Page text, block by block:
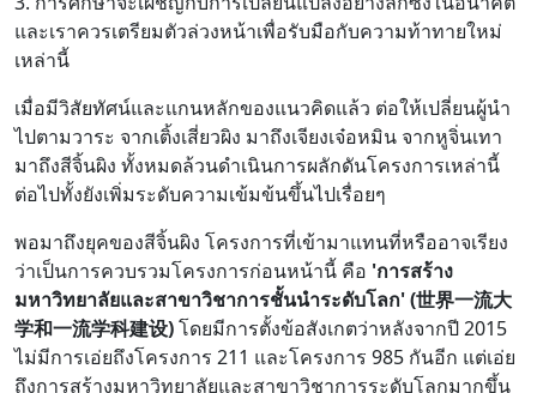
และเราควรเตรียมตัวล่วงหน้าเพื่อรับมือกับความท้าทายใหม่
เหล่านี้
เมื่อมีวิสัยทัศน์และแกนหลักของแนวคิดแล้ว ต่อให้เปลี่ยนผู้นำ
ไปตามวาระ จากเติ้งเสี่ยวผิง มาถึงเจียงเจ๋อหมิน จากหูจิ่นเทา
มาถึงสีจิ้นผิง ทั้งหมดล้วนดำเนินการผลักดันโครงการเหล่านี้
ต่อไปทั้งยังเพิ่มระดับความเข้มข้นขึ้นไปเรื่อยๆ
พอมาถึงยุคของสีจิ้นผิง โครงการที่เข้ามาแทนที่หรืออาจเรียง
ว่าเป็นการควบรวมโครงการก่อนหน้านี้ คือ 'การสร้าง
มหาวิทยาลัยและสาขาวิชาการชั้นนำระดับโลก' (世界一流大
学和一流学科建设)โดยมีการตั้งข้อสังเกตว่าหลังจากปี 2015
ไม่มีการเอ่ยถึงโครงการ 211 และโครงการ 985 กันอีก แต่เอ่ย
ถึงการสร้างมหาวิทยาลัยและสาขาวิชาการระดับโลกมากขึ้น